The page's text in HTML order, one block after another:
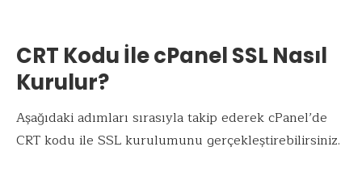
CRT Kodu İle cPanel SSL Nasıl
Kurulur?
Aşağıdaki adımları sırasıyla takip ederek cPanel’de
CRT kodu ile SSL kurulumunu gerçekleştirebilirsiniz.